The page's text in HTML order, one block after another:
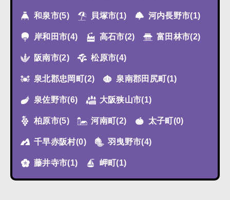
和泉市(5) 貝塚市(1) 河内長野市(1)
岸和田市(4) 高石市(2) 富田林市(2)
阪南市(2) 松原市(4)
泉北郡忠岡町(2) 泉南郡田尻町(1)
泉佐野市(6) 大阪狭山市(1)
柏原市(5) 河南町(2) 太子町(0)
千早赤阪村(0) 羽曳野市(4)
藤井寺市(1) 岬町(1)